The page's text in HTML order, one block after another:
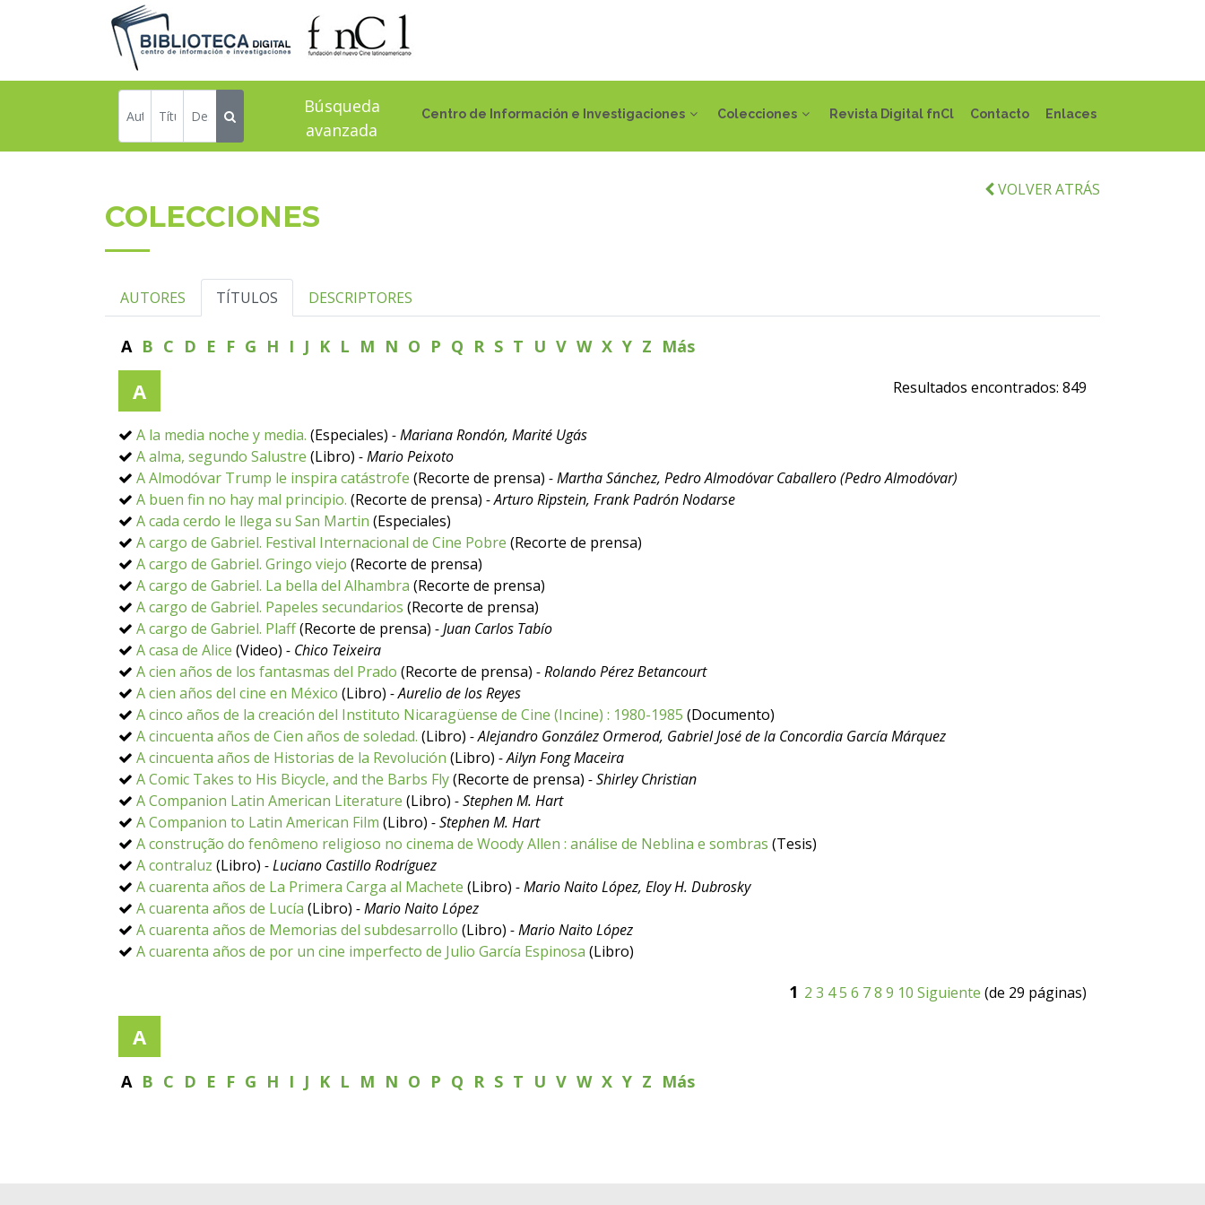
Centro de Información e Investigaciones Colecciones Revista Digital fnCl Contacto Enlaces
Búsqueda
avanzada
VOLVER ATRÁS
COLECCIONES
AUTORES TÍTULOS DESCRIPTORES
A B C D E F G H I J K L M N O P Q R S T U V W X Y Z Más
A Resultados encontrados: 849
A la media noche y media. (Especiales) - Mariana Rondón, Marité Ugás
A alma, segundo Salustre (Libro) - Mario Peixoto
A Almodóvar Trump le inspira catástrofe (Recorte de prensa) - Martha Sánchez, Pedro Almodóvar Caballero (Pedro Almodóvar)
A buen fin no hay mal principio. (Recorte de prensa) - Arturo Ripstein, Frank Padrón Nodarse
A cada cerdo le llega su San Martin (Especiales)
A cargo de Gabriel. Festival Internacional de Cine Pobre (Recorte de prensa)
A cargo de Gabriel. Gringo viejo (Recorte de prensa)
A cargo de Gabriel. La bella del Alhambra (Recorte de prensa)
A cargo de Gabriel. Papeles secundarios (Recorte de prensa)
A cargo de Gabriel. Plaff(Recorte de prensa) - Juan Carlos Tabío
A casa de Alice (Video) - Chico Teixeira
A cien años de los fantasmas del Prado (Recorte de prensa) - Rolando Pérez Betancourt
A cien años del cine en México (Libro) - Aurelio de los Reyes
A cinco años de la creación del Instituto Nicaragüense de Cine (Incine) : 1980-1985 (Documento)
A cincuenta años de Cien años de soledad. (Libro) - Alejandro González Ormerod, Gabriel José de la Concordia García Márquez
A cincuenta años de Historias de la Revolución (Libro) - Ailyn Fong Maceira
A Comic Takes to His Bicycle, and the Barbs Fly(Recorte de prensa) - Shirley Christian
A Companion Latin American Literature (Libro) - Stephen M. Hart
A Companion to Latin American Film (Libro) - Stephen M. Hart
A construção do fenômeno religioso no cinema de Woody Allen : análise de Neblina e sombras (Tesis)
A contraluz (Libro) - Luciano Castillo Rodríguez
A cuarenta años de La Primera Carga al Machete (Libro) - Mario Naito López, Eloy H. Dubrosky
A cuarenta años de Lucía (Libro) - Mario Naito López
A cuarenta años de Memorias del subdesarrollo (Libro) - Mario Naito López
A cuarenta años de por un cine imperfecto de Julio García Espinosa (Libro)
1 2 3 45 6 78 9 10 Siguiente (de 29 páginas)
A
A B C D E F G H I J K L M N O P Q R S T U V W X Y Z Más